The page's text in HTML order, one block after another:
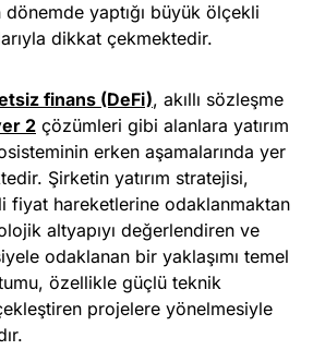
yaptığı büyük ölçekli
dikkat çekmektedir.
finans (DeFi), akıllı sözleşme
2 çözümleri gibi alanlara yatırım
erken aşamalarında yer
Şirketin yatırım stratejisi,
fiyat hareketlerine odaklanmaktan
altyapıyı değerlendiren ve
odaklanan bir yaklaşımı temel
özellikle güçlü teknik
projelere yönelmesiyle